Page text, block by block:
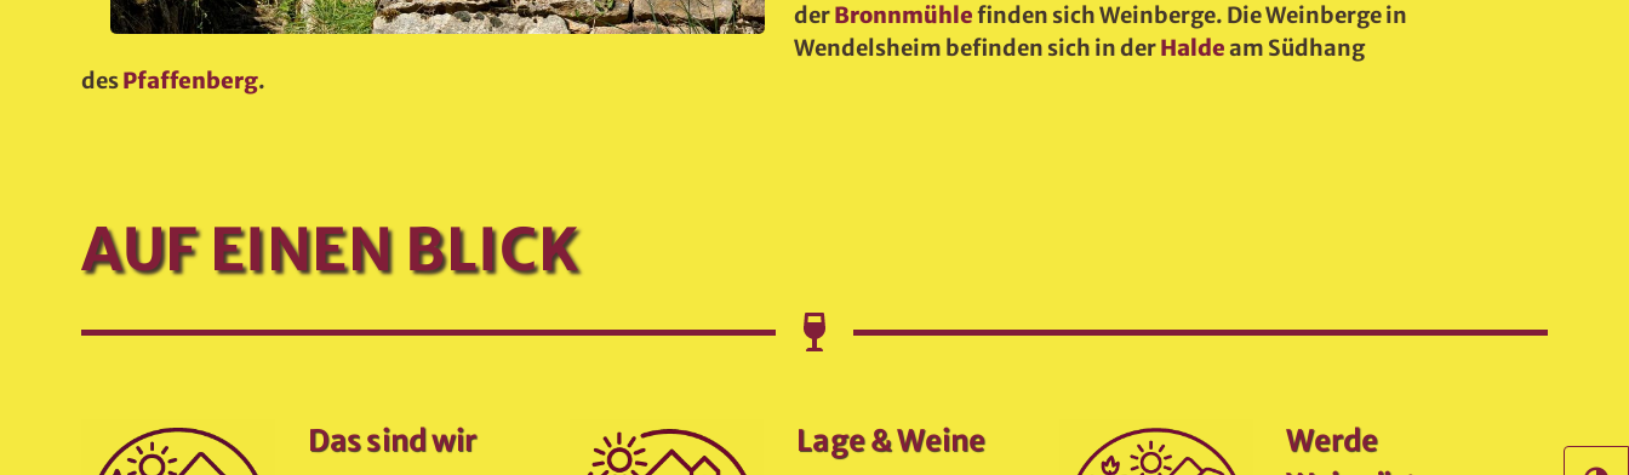
derBronnmühlefinden sich Weinberge. Die Weinberge in
Wendelsheim befinden sich in derHaldeam Südhang
desPfaffenberg.
AUF EINEN BLICK
Das sind wir Lage & Weine
Werde